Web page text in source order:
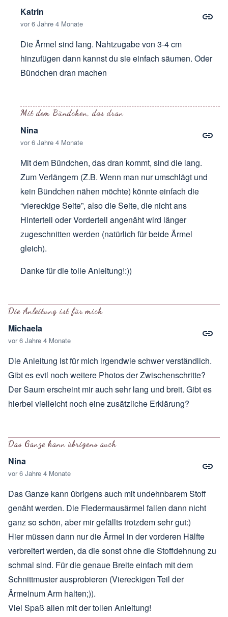
Katrin
vor 6 Jahre 4 Monate
Die Ärmel sind lang. Nahtzugabe von 3-4 cm
hinzufügen dann kannst du sie einfach säumen. Oder
Bündchen dran machen
Mit dem Bündchen, das dran
Nina
vor 6 Jahre 4 Monate
Mit dem Bündchen, das dran kommt, sind die lang.
Zum Verlängern (Z.B. Wenn man nur umschlägt und
kein Bündchen nähen möchte) könnte einfach die
“viereckige Seite”, also die Seite, die nicht ans
Hinterteil oder Vorderteil angenäht wird länger
zugeschnitten werden (natürlich für beide Ärmel
gleich).
Danke für die tolle Anleitung!:))
Die Anleitung ist für mich
Michaela
vor 6 Jahre 4 Monate
Die Anleitung ist für mich irgendwie schwer verständlich.
Gibt es evtl noch weitere Photos der Zwischenschritte?
Der Saum erscheint mir auch sehr lang und breit. Gibt es
hierbei vielleicht noch eine zusätzliche Erklärung?
Das Ganze kann übrigens auch
Nina
vor 6 Jahre 4 Monate
Das Ganze kann übrigens auch mit undehnbarem Stoff
genäht werden. Die Fledermausärmel fallen dann nicht
ganz so schön, aber mir gefällts trotzdem sehr gut:)
Hier müssen dann nur die Ärmel in der vorderen Hälfte
verbreitert werden, da die sonst ohne die Stoffdehnung zu
schmal sind. Für die genaue Breite einfach mit dem
Schnittmuster ausprobieren (Viereckigen Teil der
Ärmelnum Arm halten;)).
Viel Spaß allen mit der tollen Anleitung!